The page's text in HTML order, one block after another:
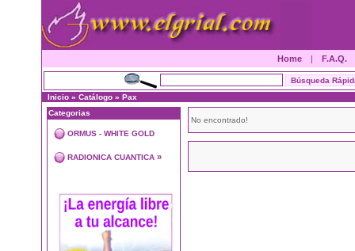
Home | F.A.Q.
Inicio » Catálogo » Pax
Categorias
ORMUS - WHITE GOLD
RADIONICA CUANTICA »
No encontrado!